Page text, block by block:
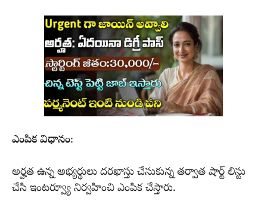
ఎంపిక విధానం:
అర్హత ఉన్న అభ్యర్థులు దరఖాస్తు చేసుకున్న తర్వాత షార్ట్ లిస్టు
చేసి ఇంటర్వ్యూ నిర్వహించి ఎంపిక చేస్తారు.